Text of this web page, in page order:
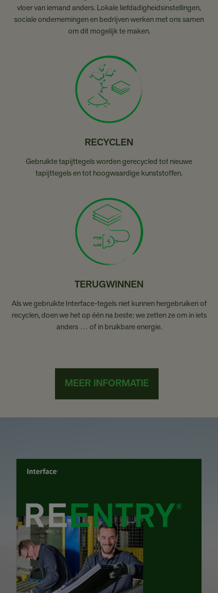
vloer van iemand anders. Lokale liefdadigheidsinstellingen,
sociale ondernemingen en bedrijven werken met ons samen
om dit mogelijk te maken.
RECYCLEN
Gebruikte tapijttegels worden gerecycled tot nieuwe
tapijttegels en tot hoogwaardige kunststoffen.
TERUGWINNEN
Als we gebruikte Interface-tegels niet kunnen hergebruiken of
recyclen, doen we het op één na beste: we zetten ze om in iets
anders … of in bruikbare energie.
MEER INFORMATIE